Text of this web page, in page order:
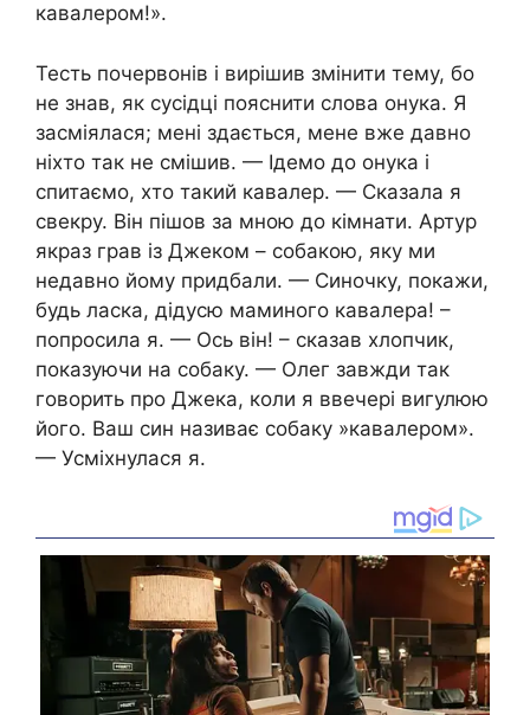
кавалером!».
Тесть почервонів і вирішив змінити тему, бо
не знав, як сусідці пояснити слова онука. Я
засміялася; мені здається, мене вже давно
ніхто так не смішив. — Ідемо до онука і
спитаємо, хто такий кавалер. — Сказала я
свекру. Він пішов за мною до кімнати. Артур
якраз грав із Джеком – собакою, яку ми
недавно йому придбали. — Синочку, покажи,
будь ласка, дідусю маминого кавалера! –
попросила я. — Ось він! – сказав хлопчик,
показуючи на собаку. — Олег завжди так
говорить про Джека, коли я ввечері вигулюю
його. Ваш син називає собаку »кавалером».
— Усміхнулася я.